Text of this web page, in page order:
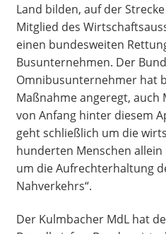
Land bilden, auf der
Mitglied des
einen bundesweiten
Busunternehmen. Der
Omnibusunternehmer hat
Maßnahme angeregt, auch
von Anfang hinter diesem
geht schließlich um die
hunderten Menschen
um die Aufrechterhaltung
Nahverkehrs“.
Der Kulmbacher MdL hat